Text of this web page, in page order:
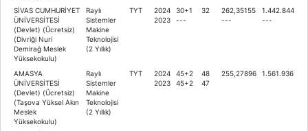
SİVAS CUMHURİYET
ÜNİVERSİTESİ
(Devlet) (Ücretsiz)
(Divriği Nuri
Demirağ Meslek
Yüksekokulu)
Raylı
Sistemler
Makine
Teknolojisi
(2 Yıllık)
TYT
2024
2023
30+1
---
32
262,35155
---
1.442.844
---
AMASYA
ÜNİVERSİTESİ
(Devlet) (Ücretsiz)
(Taşova Yüksel Akın
Meslek
Yüksekokulu)
Raylı
Sistemler
Makine
Teknolojisi
(2 Yıllık)
TYT
2024
2023
45+2
45+2
48
47
255,27896 1.561.936